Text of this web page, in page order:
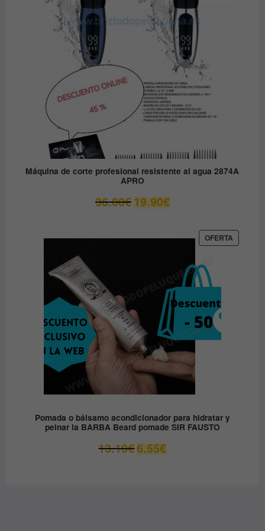
79.90€.
49.00€.
Máquina de corte profesional resistente al agua 2874A
APRO
36.00€ El
precio
era:
19.90€El
precio
es:
OFERTA
EN
Pomada o bálsamo acondicionador para hidratar y
peinar la BARBA Beard pomade SIR FAUSTO
13.10€El
precio
6.55€El
precio